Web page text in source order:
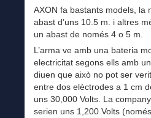
AXON fa bastants models, la
abast d’uns 10.5 m. i altres
un abast de només 4 o 5 m.
L’arma ve amb una bateria
electricitat segons ells amb
diuen que això no pot ser
entre dos elèctrodes a 1 cm
uns 30,000 Volts. La
serien uns 1,200 Volts